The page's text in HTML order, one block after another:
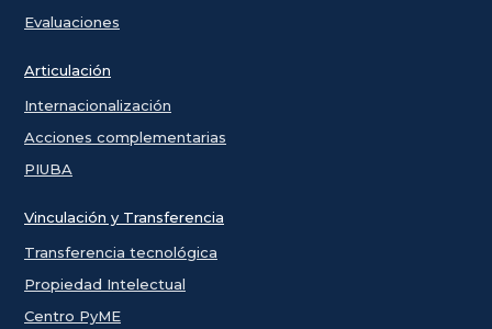
Evaluaciones
Articulación
Internacionalización
Acciones complementarias
PIUBA
Vinculación y Transferencia
Transferencia tecnológica
Propiedad Intelectual
Centro PyME